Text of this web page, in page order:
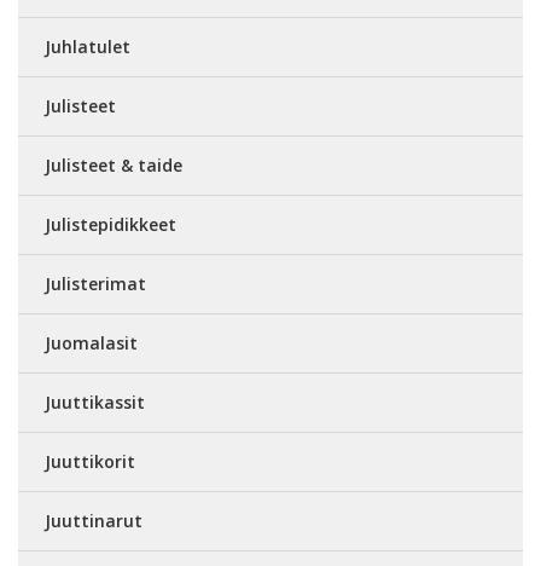
Juhlatulet
Julisteet
Julisteet & taide
Julistepidikkeet
Julisterimat
Juomalasit
Juuttikassit
Juuttikorit
Juuttinarut